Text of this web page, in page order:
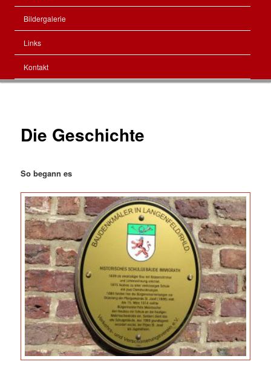
Bildergalerie
Links
Kontakt
Die Geschichte
So begann es